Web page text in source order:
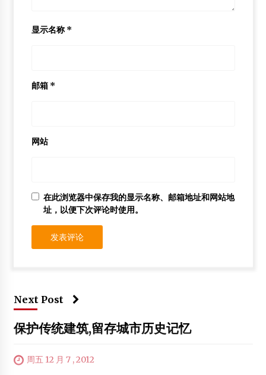
显示名称 *
邮箱 *
网站
在此浏览器中保存我的显示名称、邮箱地址和网站地
址，以便下次评论时使用。
Next Post
保护传统建筑,留存城市历史记忆
周五 12 月 7 , 2012